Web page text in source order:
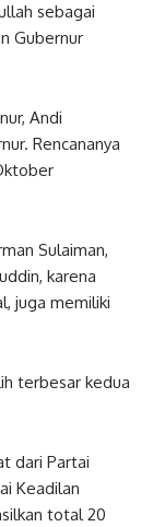
sebagai
Gubernur
Andi
Rencananya
Sulaiman,
karena
juga memiliki
terbesar kedua
dari Partai
Keadilan
total 20